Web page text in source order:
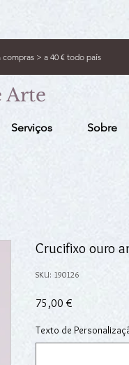
compras > a 40 € todo país
Arte
Serviços Sobre
Crucifixo ouro
SKU: 190126
75,00 €
Texto de